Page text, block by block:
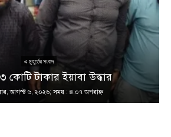
এ মুহূর্তের সংবাদ
কোটি টাকার ইয়াবা উদ্ধার
আগস্ট ৬, ২০২৬; সময় : ৪:০৭ অপরাহ্ণ